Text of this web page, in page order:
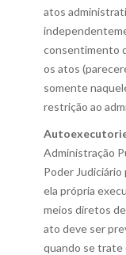
atos
consentimento
os atos
somente
restrição ao
Administração
Poder
ela própria
meios diretos
ato deve ser
quando se trate